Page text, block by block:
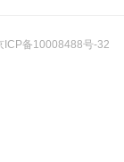
ICP备10008488号-32